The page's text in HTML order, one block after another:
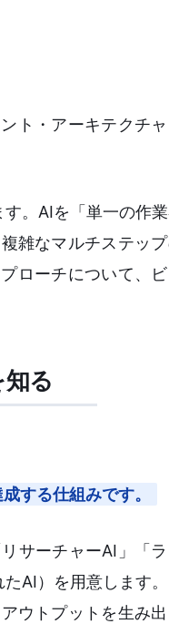
ト・アーキテクチャ
。AIを「単一の作業
雑なマルチステップ
ローチについて、
る
する仕組みです。
サーチャーAI」「ラ
AI）を用意します
ウトプットを生み出